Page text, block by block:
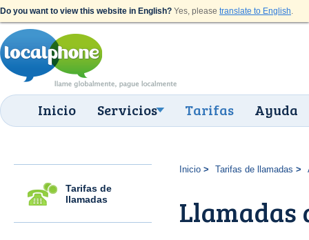
Do you want to view this website in English? Yes, please translate to English.
Inicio Servicios Tarifas Ayuda
Tarifas de
llamadas
Inicio Tarifas de llamadas
Llamadas